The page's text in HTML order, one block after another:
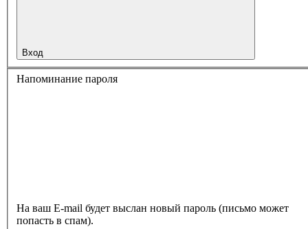
Вход
Напоминание пароля
На ваш E-mail будет выслан новый пароль (письмо может
попасть в спам).